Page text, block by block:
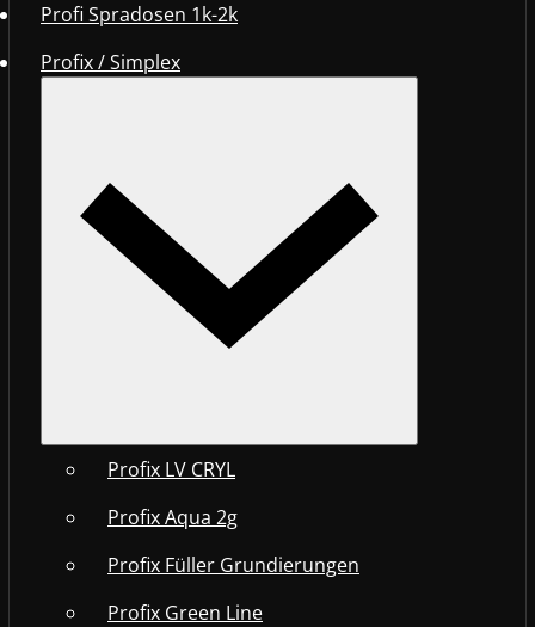
Profi Spradosen 1k-2k
Profix / Simplex
Profix LV CRYL
Profix Aqua 2g
Profix Füller Grundierungen
Profix Green Line